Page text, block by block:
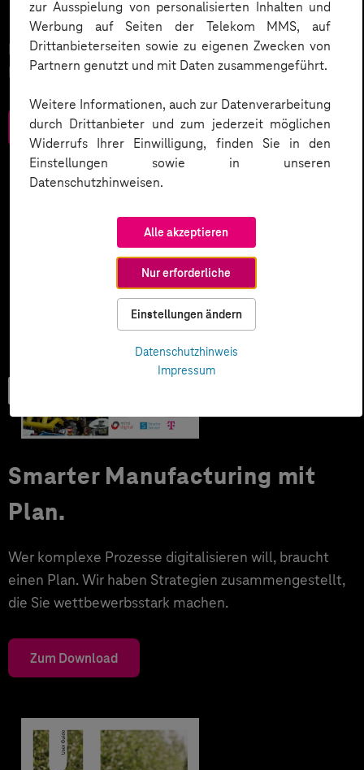
zur Ausspielung von personalisierten Inhalten und
Werbung auf Seiten der Telekom MMS, auf
Drittanbieterseiten sowie zu eigenen Zwecken von
Partnern genutzt und mit Daten zusammengeführt.
Weitere Informationen, auch zur Datenverarbeitung
durch Drittanbieter und zum jederzeit möglichen
Widerrufs Ihrer Einwilligung, finden Sie in den
Einstellungen sowie in unseren
Datenschutzhinweisen.
Alle akzeptieren
Nur erforderliche
Einstellungen ändern
Datenschutzhinweis
Impressum
Neue Chancen für Gesundheitsfürsorge und
Prävention.
Zum Download
Smarter Manufacturing mit
Plan.
Wer komplexe Prozesse digitalisieren will, braucht
einen Plan. Wir haben Strategien zusammengestellt,
die Sie wettbewerbsstark machen.
Zum Download